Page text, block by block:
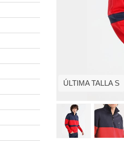
ÚLTIMA TALLA S